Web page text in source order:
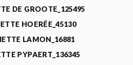
DE GROOTE_125495
HOERÉE_45130
LAMON_16881
PYPAERT_136345